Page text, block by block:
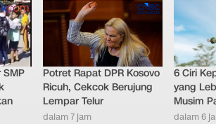
SMP
Potret Rapat DPR Kosovo
Ricuh, Cekcok Berujung
Lempar Telur
dalam 7 jam
6 Ciri
yang
Musim
dalam 6